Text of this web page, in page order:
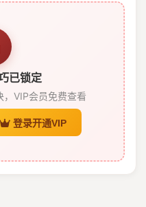
已锁定
VIP会员免费查看
登录开通VIP